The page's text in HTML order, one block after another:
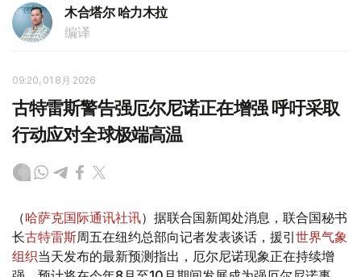
木合塔尔 哈力木拉
编译
09:20, 01 8月 2026
古特雷斯警告强厄尔尼诺正在增强 呼吁采取
行动应对全球极端高温
（哈萨克国际通讯社讯）据联合国新闻处消息，联合国秘书
长古特雷斯周五在纽约总部向记者发表谈话，援引世界气象
组织当天发布的最新预测指出，厄尔尼诺现象正在持续增